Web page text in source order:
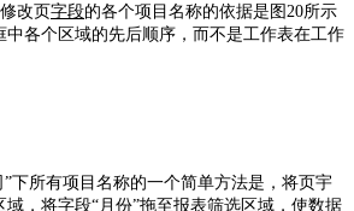
改页字段的各个项目名称的依据是图20所示
中各个区域的先后顺序，而不是工作表在工作
”下所有项目名称的一个简单方法是，将页宇
域，将字段“月份”拖至报表筛选区域，使数据